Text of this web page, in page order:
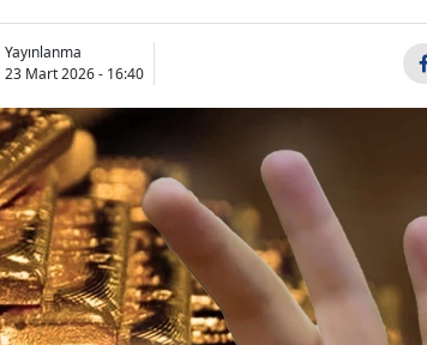
Yayınlanma
23 Mart 2026 - 16:40